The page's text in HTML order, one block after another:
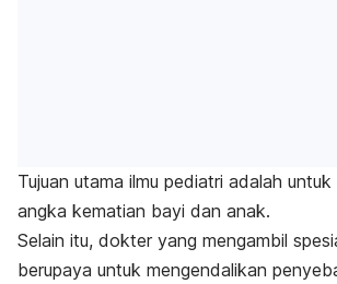
Tujuan utama ilmu pediatri adalah untuk
angka kematian bayi dan anak.
Selain itu, dokter yang mengambil
berupaya untuk mengendalikan